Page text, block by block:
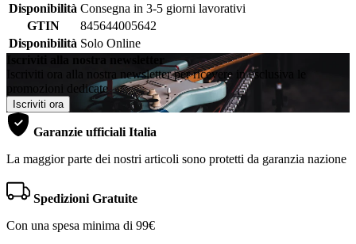
Disponibilità Consegna in 3-5 giorni lavorativi
GTIN
845644005642
Disponibilità Solo Online
Iscriviti alla nostra newsletter
Iscriviti ora alla nostra newsletter per ricevere in esclusiva le
promozioni dedicate
Iscriviti ora
Garanzie ufficiali Italia
La maggior parte dei nostri articoli sono protetti da garanzia nazione
Spedizioni Gratuite
Con una spesa minima di 99€